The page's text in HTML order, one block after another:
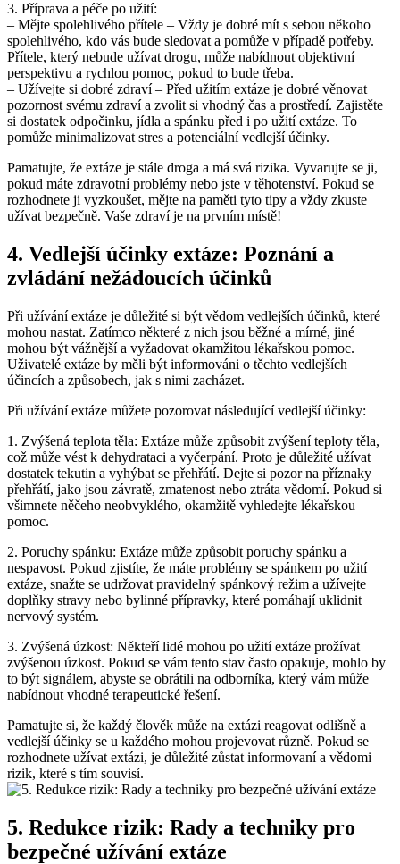
3. Příprava a péče po užití:
– Mějte spolehlivého přítele – Vždy je dobré mít s sebou někoho
spolehlivého, kdo vás bude sledovat a pomůže v případě potřeby.
Přítele, který nebude užívat drogu, může nabídnout objektivní
perspektivu a rychlou pomoc, pokud to bude třeba.
– Užívejte si dobré zdraví – Před užitím extáze je dobré věnovat
pozornost svému zdraví a zvolit si vhodný čas a prostředí. Zajistěte
si dostatek odpočinku, jídla a spánku před i po užití extáze. To
pomůže minimalizovat stres a potenciální vedlejší účinky.
Pamatujte, že extáze je stále droga a má svá rizika. Vyvarujte se ji,
pokud máte zdravotní problémy nebo jste v těhotenství. Pokud se
rozhodnete ji vyzkoušet, mějte na paměti tyto tipy a vždy zkuste
užívat bezpečně. Vaše zdraví je na prvním místě!
4. Vedlejší účinky extáze: Poznání a
zvládání nežádoucích účinků
Při užívání extáze je důležité si být vědom vedlejších účinků, které
mohou nastat. Zatímco některé z nich jsou běžné a mírné, jiné
mohou být vážnější a vyžadovat okamžitou lékařskou pomoc.
Uživatelé extáze by měli být informováni o těchto vedlejších
účincích a způsobech, jak s nimi zacházet.
Při užívání extáze můžete pozorovat následující vedlejší účinky:
1. Zvýšená teplota těla: Extáze může způsobit zvýšení teploty těla,
což může vést k dehydrataci a vyčerpání. Proto je důležité užívat
dostatek tekutin a vyhýbat se přehřátí. Dejte si pozor na příznaky
přehřátí, jako jsou závratě, zmatenost nebo ztráta vědomí. Pokud si
všimnete něčeho neobvyklého, okamžitě vyhledejte lékařskou
pomoc.
2. Poruchy spánku: Extáze může způsobit poruchy spánku a
nespavost. Pokud zjistíte, že máte problémy se spánkem po užití
extáze, snažte se udržovat pravidelný spánkový režim a užívejte
doplňky stravy nebo bylinné přípravky, které pomáhají uklidnit
nervový systém.
3. Zvýšená úzkost: Někteří lidé mohou po užití extáze prožívat
zvýšenou úzkost. Pokud se vám tento stav často opakuje, mohlo by
to být signálem, abyste se obrátili na odborníka, který vám může
nabídnout vhodné terapeutické řešení.
Pamatujte si, že každý člověk může na extázi reagovat odlišně a
vedlejší účinky se u každého mohou projevovat různě. Pokud se
rozhodnete užívat extázi, je důležité zůstat informovaní a vědomi
rizik, které s tím souvisí.
5. Redukce rizik: Rady a techniky pro
bezpečné užívání extáze